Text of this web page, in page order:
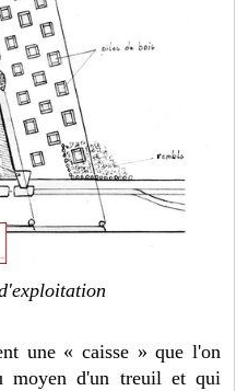
une « caisse » que l'on
moyen d'un treuil et qui